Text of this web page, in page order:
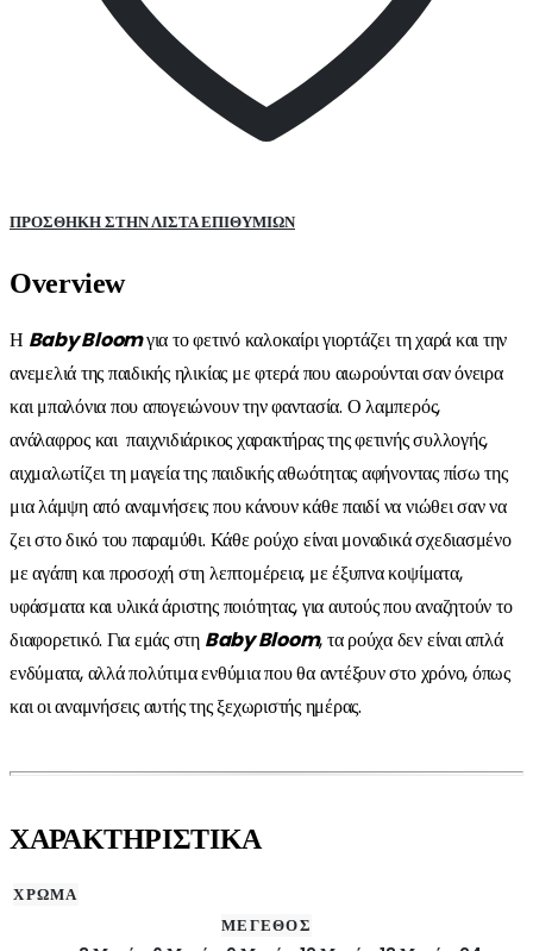
ΠΡΌΣΘΉΚΗ ΣΤΗΝ ΛΊΣΤΑ ΕΠΙΘΥΜΙΏΝ
Overview
Η BabyBloomγια το φετινό καλοκαίρι γιορτάζει τη χαρά και την
ανεμελιά της παιδικής ηλικίας με φτερά που αιωρούνται σαν όνειρα
και μπαλόνια που απογειώνουν την φαντασία. Ο λαμπερός,
ανάλαφρος και παιχνιδιάρικος χαρακτήρας της φετινής συλλογής,
αιχμαλωτίζει τη μαγεία της παιδικής αθωότητας αφήνοντας πίσω της
μια λάμψη από αναμνήσεις που κάνουν κάθε παιδί να νιώθει σαν να
ζει στο δικό του παραμύθι. Κάθε ρούχο είναι μοναδικά σχεδιασμένο
με αγάπη και προσοχή στη λεπτομέρεια, με έξυπνα κοψίματα,
υφάσματα και υλικά άριστης ποιότητας, για αυτούς που αναζητούν το
διαφορετικό. Για εμάς στη Baby Bloom, τα ρούχα δεν είναι απλά
ενδύματα, αλλά πολύτιμα ενθύμια που θα αντέξουν στο χρόνο, όπως
και οι αναμνήσεις αυτής της ξεχωριστής ημέρας.
ΧΑΡΑΚΤΗΡΙΣΤΙΚΑ
ΧΡΩΜΑ
ΜΕΓΕΘΟΣ